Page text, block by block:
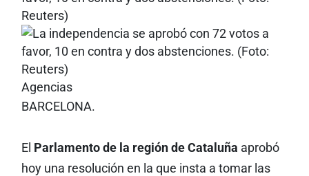
Agencias
BARCELONA.
El Parlamento de la región de Cataluña aprobó
hoy una resolución en la que insta a tomar las